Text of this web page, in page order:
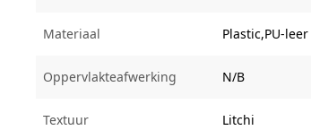
Materiaal Plastic,PU-leer
Oppervlakteafwerking N/B
Textuur
Litchi